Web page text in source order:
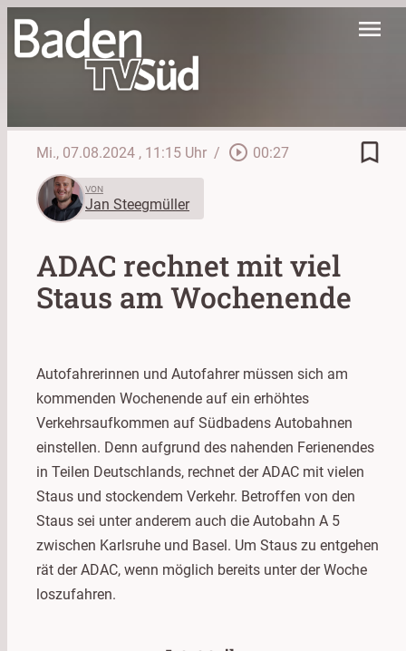
menu
Mi., 07.08.2024 , 11:15 Uhr / play_circle_outline 00:27 bookmark_border
VON
Jan Steegmüller
ADAC rechnet mit viel
Staus am Wochenende
Autofahrerinnen und Autofahrer müssen sich am
kommenden Wochenende auf ein erhöhtes
Verkehrsaufkommen auf Südbadens Autobahnen
einstellen. Denn aufgrund des nahenden Ferienendes
in Teilen Deutschlands, rechnet der ADAC mit vielen
Staus und stockendem Verkehr. Betroffen von den
Staus sei unter anderem auch die Autobahn A 5
zwischen Karlsruhe und Basel. Um Staus zu entgehen
rät der ADAC, wenn möglich bereits unter der Woche
loszufahren.